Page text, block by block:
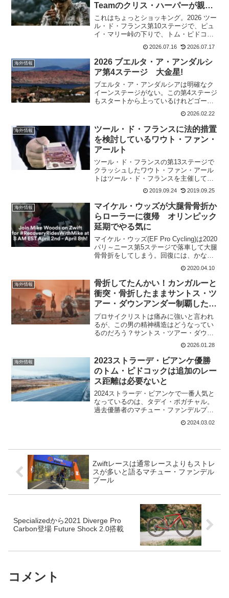
Teamのクリス・ハーパーが親指
の一部を失う
これはちょっとショッキング。2026 ツー
ル・ド・フランス第10ステージで、ピュ
イ・マリー峠の下りで、トム・ピドコッ
クが落車。同じ場所でチームメイトのク
リス・ハーパーも落車したのだけど、親
指を負傷してリタイヤ。その夜に手術し
ている。クリス・...
2026.07.16 2026.07.17
海外情報
2026 ブエルタ・ア・アンダルシ
ア第4ステージ 大金星!
ブエルタ・ア・アンダルシアは明確なク
イーンステージがない。この第4ステージ
もスタートから上っているけれどゴール
までが遠い。ここは逃げに頑張ってもら
いたいところだ。第4ステージ モントロ
～ポソブランコ 166kmスタートから上
るけれど、勾配...
2026.02.22
海外情報
ツール・ド・フランスに法的措置
を検討しているワウト・ファン・
アールト
ツール・ド・フランスの第13ステージで
クラッシュしたワウト・ファン・アール
トはツール・ド・フランスを主催してい
るASOに対して補償を求める可能性があ
る。クラッシュにより、大腿部と股関節
の筋肉を修復する手術を2回も受けている
ファン・アールト。...
2019.09.24 2019.09.25
海外情報
マイケル・ウッズが大腿骨骨折か
らローラーに復帰 オリンピック
延期でやる気に
マイケル・ウッズ(EF Pro Cycling)は2020
パリ～ニース第5ステージで落車して大腿
骨骨折をしてしまう。回復には、かなり
時間がかかると思われていたが、ローラ
ーを開始している。Zwiftにも乗っている
が、ちょっと痛々しい。オリンピ...
2020.04.10
海外情報
骨折してたんかい！カンガルーと
衝突・骨折したままサントス・ツ
アー・ダウンアンダー制覇したジ
ェイ・ヴァインが手術
プロサイクリストは痛みに強いと言われ
るが、この男の精神構造はどうなってい
るのだろう？サントス・ツアー・ダウン
アンダーで見事総合優勝を果たしたジェ
イ・ヴァイン。実はカンガルー乱入事故
で、骨折したまま走っていたことが判明
した。野生動物のタックル...
2026.01.28
海外情報
2023ストラーデ・ビアンケ優勝
のトム・ピドコックは追加のレー
ス距離は必要ないと
2024ストラーデ・ビアンケで一番人気と
なっているのは、タデイ・ポガチャル。
過去優勝者のマチュー・ファンデルプー
ル、ワウト・ファンアールトがいないの
だから、当然優勝候補の一人に入ってい
2024.03.02
Zwiftレースは通常レースよりもストレ
スが多いと語るマチュー・ファンデル
プール
Specializedから2021 Diverge Pro
Carbon登場 Future Shock 2.0搭載
コメント